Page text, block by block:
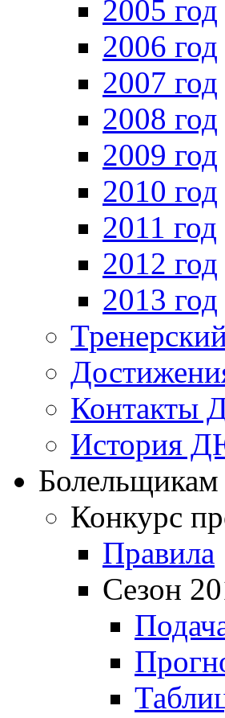
2005 год
2006 год
2007 год
2008 год
2009 год
2010 год
2011 год
2012 год
2013 год
История
Болельщикам
Конкурс
Правила
Сезон